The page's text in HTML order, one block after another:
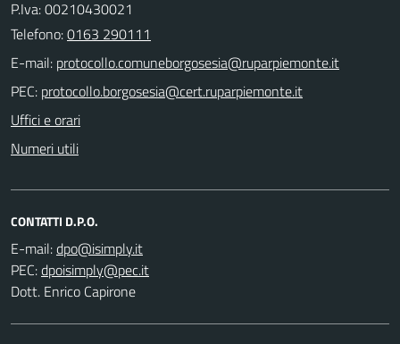
P.Iva: 00210430021
Telefono:0163 290111
E-mail:
PEC:
Uffici e orari
Numeri utili
CONTATTI D.P.O.
E-mail:
PEC:
Dott. Enrico Capirone